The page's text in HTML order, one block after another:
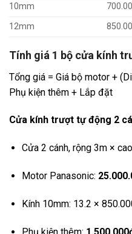
10mm
12mm
Tính giá 1 bộ cửa kính
Tổng giá = Giá bộ motor +
Phụ kiện thêm + Lắp đặt
Cửa kính trượt tự động 2
Cửa 2 cánh, rộng 3m ×
Motor Panasonic:
Kính 10mm: 13.2 ×
Phụ kiện thêm: